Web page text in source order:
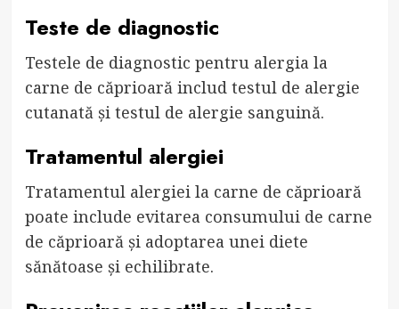
Teste de diagnostic
Testele de diagnostic pentru alergia la
carne de căprioară includ testul de alergie
cutanată și testul de alergie sanguină.
Tratamentul alergiei
Tratamentul alergiei la carne de căprioară
poate include evitarea consumului de carne
de căprioară și adoptarea unei diete
sănătoase și echilibrate.